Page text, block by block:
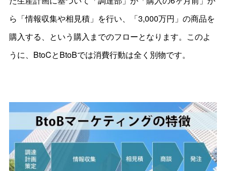
ら「情報収集や相見積」を行い、「3,000万円」の商品を
購入する、という購入までのフローとなります。このよ
うに、BtoCとBtoBでは消費行動は全く別物です。